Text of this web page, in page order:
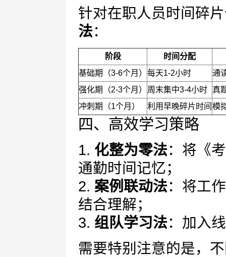
针对在职人员时间碎
法：
阶段
时间分配
基础期（3-6个月） 每天1-2小时
通
强化期（2-3个月）
周末集中3-4小时
真
冲刺期（1个月）
利用早晚碎片时间 模
四、高效学习策略
1. 化整为零法：将《
通勤时间记忆；
2. 案例联动法：将工
结合理解；
3. 组队学习法：加入
需要特别注意的是，